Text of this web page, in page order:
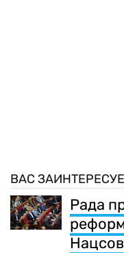
ВАС
Рада